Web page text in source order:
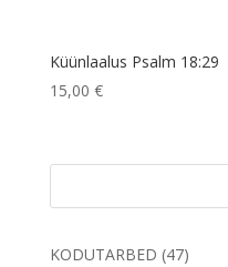
Küünlaalus Psalm 18:29
15,00 €
KODUTARBED 4747